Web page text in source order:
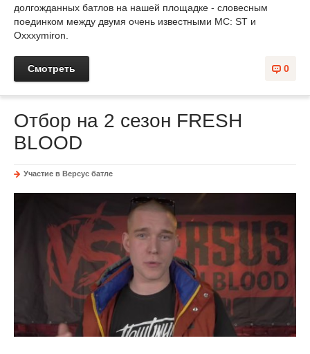
долгожданных батлов на нашей площадке - словесным
поединком между двумя очень известными МС: ST и
Oxxxymiron.
0
Смотреть
Отбор на 2 сезон FRESH
BLOOD
Участие в Версус батле